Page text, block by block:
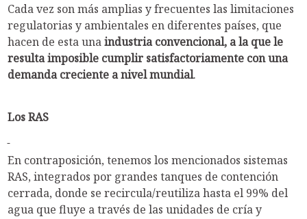
Cada vez son más amplias y frecuentes las limitaciones
regulatorias y ambientales en diferentes países, que
hacen de esta unaindustria convencional, a la que le
resulta imposible cumplir satisfactoriamente con una
demanda creciente a nivel mundial.
Los RAS
En contraposición, tenemos los mencionados sistemas
RAS, integrados por grandes tanques de contención
cerrada, donde se recircula/reutiliza hasta el 99% del
agua que fluye a través de las unidades de cría y